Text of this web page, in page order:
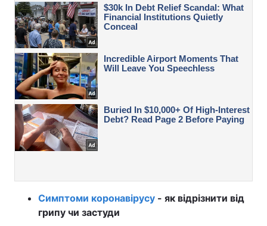
Симптоми коронавірусу - як відрізнити від
грипу чи застуди